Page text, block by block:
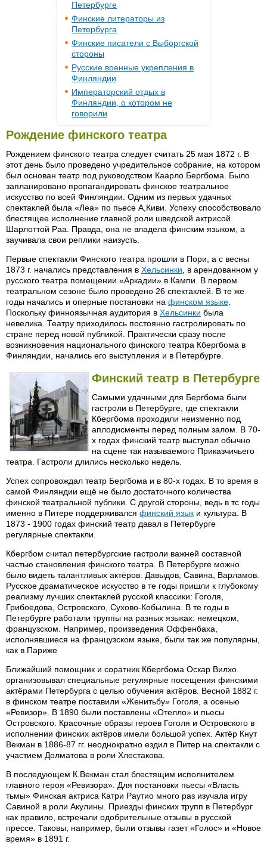
Петербурге
Финские литераторы из
Петербурга
Финские писатели с Выборгской
стороны
Русские военные укрепления в
Финляндии
Императорский отдых в
Финляндии, о котором не
говорили
Рождение финского театра
Рождением финского театра следует считать 25 мая 1872 г. В
этот день было проведено учредительное собрание, на котором
был основан театр под руководством Каарло Бергбома. Было
запланировано пропагандировать финское театральное
искусство по всей Финляндии. Одним из первых удачных
спектаклей была «Леа» по пьесе А,Киви. Успеху способствовало
блестящее исполнение главной роли шведской актрисой
Шарлоттой Раа. Правда, она не владела финским языком, а
заучивала свои реплики наизусть.
Первые спектакли Финского театра прошли в Пори, а с весны
1873 г. начались представления в Хельсинки , в арендованном у
русского театра помещении «Аркадии» в Кампи. В первом
театральном сезоне было проведено 26 спектаклей. В те же
годы начались и оперные постановки на финском языке
Поскольку финноязычная аудитория в Хельсинки была
невелика. Театру приходилось постоянно гастролировать по
стране перед новой публикой. Практически сразу после
возникновения национального финского театра Кбергбома в
Финляндии, начались его выступления и в Петербурге.
Финский театр в Петербурге
Самыми удачными для Бергбома были
гастроли в Петербурге, где спектакли
Кбергбома проходили неизменно под
аплодисменты перед полным залом. В 70-
х годах финский театр выступал обычно
на сцене так называемого Приказчичьего
театра. Гастроли длились несколько недель.
Успех сопровождал театр Бергбома и в 80-х годах. В то время в
самой Финляндии ещё не было достаточного количества
финской театральной публики. С другой стороны, ведь в тс годы
именно в Питере поддерживался финский язык и культура. В
1873 - 1900 годах финский театр давал в Петербурге
регулярные спектакли.
Кбергбом считал петербургские гастроли важней составной
частью становления финского театра. В Петербурге можно
было видеть талантливых актёров: Давыдов, Савина, Варламов.
Русское драматическое искусство в те годы пришли к глубокому
реализму лучших спектаклей русской классики: Гоголя,
Грибоедова, Островского, Сухово-Кобылина. В те годы в
Петербурге работали труппы на разных языках: немецком,
французском. Например, произведения Оффенбаха,
исполнявшиеся на французском языке, были так же популярны,
как в Париже
Ближайший помощник и соратник Кбергбома Оскар Вилхо
организовывал специальные регулярные посещения финскими
актёрами Петербурга с целью обучения актёров. Весной 1882 г.
в финском театре поставили «Женитьбу» Гоголя, а осенью
«Ревизор». В 1890 были поставлены «Отелло» и пьесы
Островского. Красочные образы героев Гоголя и Островского в
исполнении финских актёров имели большой успех. Актёр Кнут
Векман в 1886-87 гг. неоднократно ездил в Питер на спектакли с
участием Долматова в роли Хлестакова.
В последующем К.Векман стал блестящим исполнителем
главного героя «Ревизора». Для постановки пьесы «Власть
тьмы» Финская актриса Катри Раутио много раз изучала игру
Савиной в роли Акулины. Приезды финских трупп в Петербург
как правило, встречали одобрительные отзывы в русской
прессе. Таковы, например, были отзывы газет «Голос» и «Новое
время» в 1891 г.